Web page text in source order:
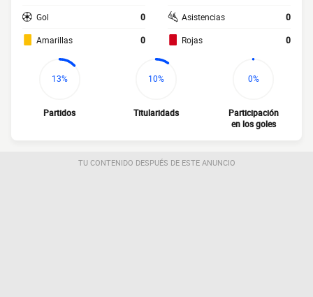
Gol 0
Amarillas 0
Asistencias 0
Rojas 0
13%
Partidos
10%
Titularidads
0%
Participación
en los goles
TU CONTENIDO DESPUÉS DE ESTE ANUNCIO